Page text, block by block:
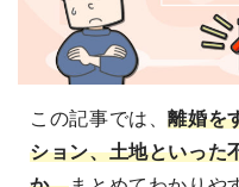
この記事では、離婚を
ション、土地といった